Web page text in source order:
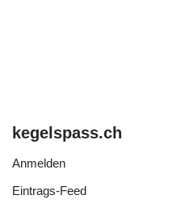
kegelspass.ch
Anmelden
Eintrags-Feed